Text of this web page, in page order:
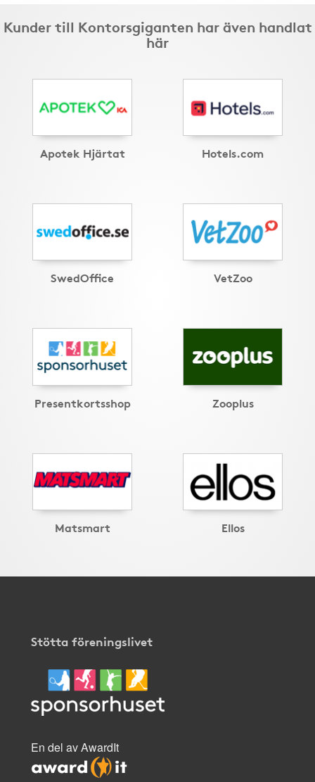
Kunder till Kontorsgiganten har även handlat
här
Apotek Hjärtat Hotels.com
SwedOffice VetZoo
Presentkortsshop Zooplus
Matsmart Ellos
Stötta föreningslivet
En del av AwardIt